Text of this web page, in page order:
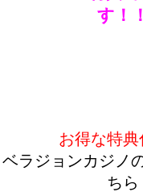
す！！
お得な特典
ベラジョンカジノ
ちら